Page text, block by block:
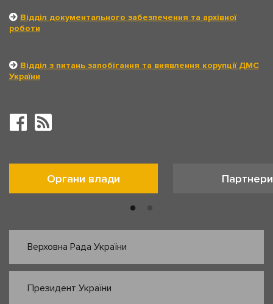
Відділ документального забезпечення та архівної
роботи
Відділ з питань запобігання та виявлення корупції ДМС
України
Органи влади Партнери
Верховна Рада України
Президент України